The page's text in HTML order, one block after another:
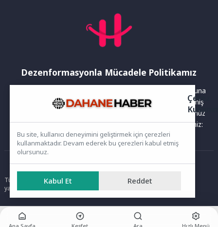
Dezenformasyonla Mücadele Politikamız
Yayınlanan haberler doğruluk ilkesi gözetilerek hazırlanır. Buna
rağmen bazı içeriklerde eksik, hatalı veya güncelliğini yitirmiş
bilgiler bulunabilir.Yanlış veya yanıltıcı olduğunu düşündüğünüz
haberleri aşağıdaki iletişim kanallarından bize bildirebilirsiniz:
Ana Sayfa
Tüm hakları saklıdır. Sitede yer alan içerikler izinsiz kopyalanamaz,
yayımlanamaz ve kullanılamaz.
Ana Sayfa Keşfet Ara Hızlı Menü
Çerez
Bu site, kullanıcı deneyimini geliştirmek için çerezleri
kullanmaktadır. Devam ederek bu çerezleri kabul etmiş
olursunuz.
Kabul Et Reddet